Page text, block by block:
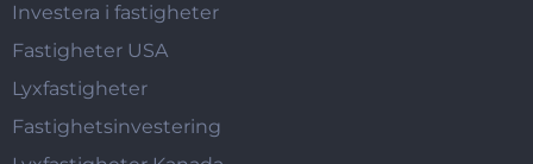
Investera i fastigheter
Fastigheter USA
Lyxfastigheter
Fastighetsinvestering